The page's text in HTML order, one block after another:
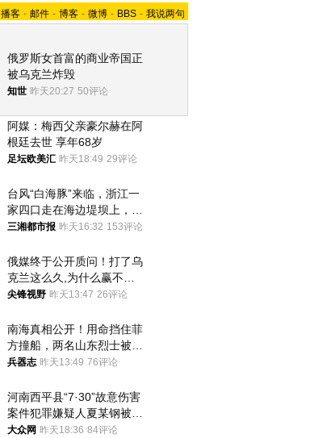
播客 - 邮件 - 博客 - 微博 - BBS - 我说两句
俄罗斯女首富的商业帝国正
被乌克兰炸毁
知世 昨天20:27 50评论
阿媒：梅西父亲豪尔赫在阿
根廷去世 享年68岁
足坛欧美汇 昨天18:49 29评论
台风“白海豚”来临，浙江一
家四口走在海边堤坝上，其
中9岁男孩被巨浪卷入海
三湘都市报 昨天16:32 153评论
俄媒终于公开质问！打了乌
克兰这么久,为什么赢不了?
答案令人沉默
尖锋视野 昨天13:47 26评论
南海真相公开！用命挡住菲
方撞船，两名山东烈士被授
武警最高荣誉
兵器志 昨天13:49 76评论
河南西平县“7·30”故意伤害
案件犯罪嫌疑人夏某钢被抓
获
大众网 昨天18:36 84评论